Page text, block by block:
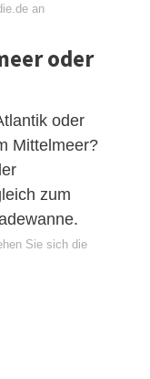
an
oder
oder
Mittelmeer?
zum
Sie sich die